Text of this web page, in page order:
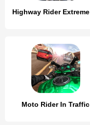
Moto Rider In Traffic